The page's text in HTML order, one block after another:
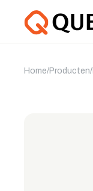
Home/Producten/